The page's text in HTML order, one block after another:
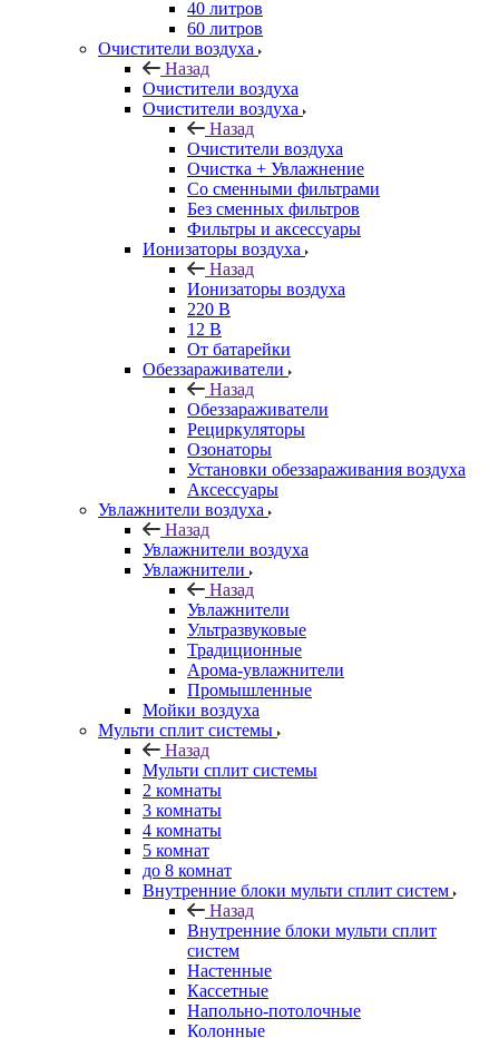
40 литров
60 литров
Очистители воздуха
Назад
Очистители воздуха
Очистители воздуха
Назад
Очистители воздуха
Очистка + Увлажнение
Cо сменными фильтрами
Без сменных фильтров
Фильтры и аксессуары
Ионизаторы воздуха
Назад
Ионизаторы воздуха
220 В
12 В
От батарейки
Обеззараживатели
Назад
Обеззараживатели
Рециркуляторы
Озонаторы
Установки обеззараживания воздуха
Аксессуары
Увлажнители воздуха
Назад
Увлажнители воздуха
Увлажнители
Назад
Увлажнители
Ультразвуковые
Традиционные
Арома-увлажнители
Промышленные
Мойки воздуха
Мульти сплит системы
Назад
Мульти сплит системы
2 комнаты
3 комнаты
4 комнаты
5 комнат
до 8 комнат
Внутренние блоки мульти сплит систем
Назад
Внутренние блоки мульти сплит
систем
Настенные
Кассетные
Напольно-потолочные
Колонные